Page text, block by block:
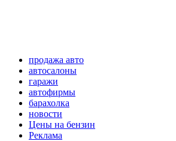
продажа авто
автосалоны
гаражи
автофирмы
барахолка
новости
Цены на бензин
Реклама